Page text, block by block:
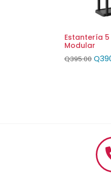
Estantería 5
Modular
Q395.00 Q